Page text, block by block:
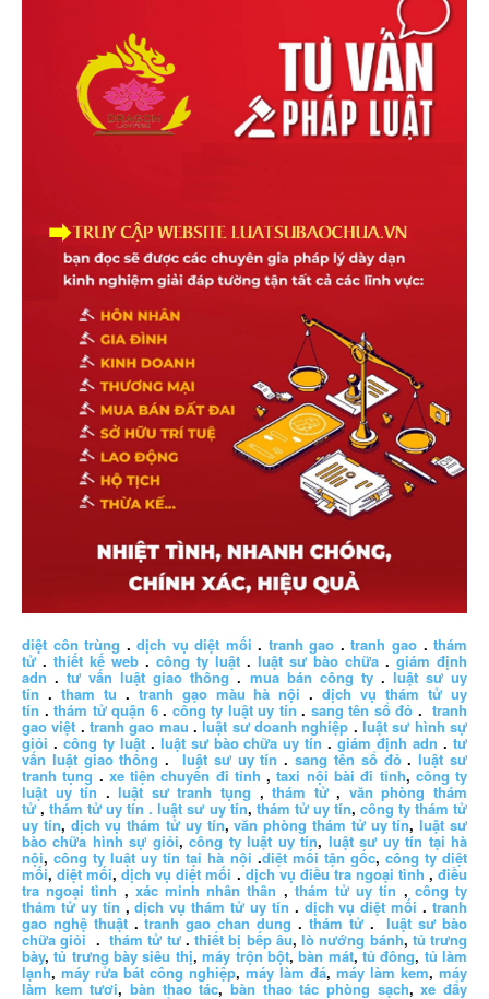
diệt côn trùng .dịch vụ diệt mối . tranh gao .tranh gao .thám
tử. thiết kế web . công ty luật . luật sư bào chữa .giám định
adn .tư vấn luật giao thông. mua bán công ty. luật sư uy
tín . tham tu .tranh gạo màu hà nội .dịch vụ thám tử uy
tín .thám tử quận 6. công ty luật uy tín . sang tên sổ đỏ .tranh
gao việt .tranh gao mau .luật sư doanh nghiệp .luật sư hình sự
giỏi . công ty luật. luật sư bào chữa uy tín .giám định adn .tư
vấn luật giao thông .luật sư uy tín .sang tên sổ đỏ.luật sư
tranh tụng . xe tiện chuyến đi tỉnh ,taxi nội bài đi tỉnh, công ty
luật uy tín .luật sư tranh tụng ,thám tử, văn phòng thám
tử,thám tử uy tín . luật sư uy tín, thám tử uy tín, công ty thám tử
uy tín, dịch vụ thám tử uy tín,văn phòng thám tử uy tín,luật sư
bào chữa hình sự giỏi,công ty luật uy tín, luật sư uy tín tại hà
nội,công ty luật uy tín tại hà nội .diệt mối tận gốc, công ty diệt
mối,diệt mối,dịch vụ diệt mối .dịch vụ điều tra ngoại tình ,điều
tra ngoại tình ,xác minh nhân thân ,thám tử uy tín , công ty
thám tử uy tín ,dịch vụ thám tử uy tín . dịch vụ diệt mối .tranh
gao nghệ thuật.tranh gao chan dung . thám tử.luật sư bào
chữa giỏi .thám tử tư.thiết bị bếp âu,lò nướng bánh, tủ trưng
bày,tủ trưng bày siêu thị,máy trộn bột,bàn mát,tủ đông, tủ làm
lạnh, máy rửa bát công nghiệp, máy làm đá, máy làm kem, máy
làm kem tươi,bàn thao tác,bàn thao tác phòng sạch,xe đẩy